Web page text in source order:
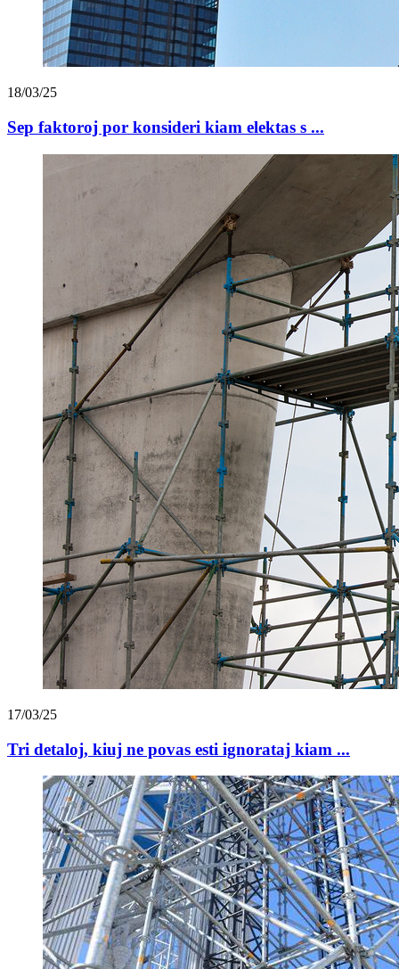
18/03/25
Sep faktoroj por konsideri kiam elektas s ...
17/03/25
Tri detaloj, kiuj ne povas esti ignorataj kiam ...